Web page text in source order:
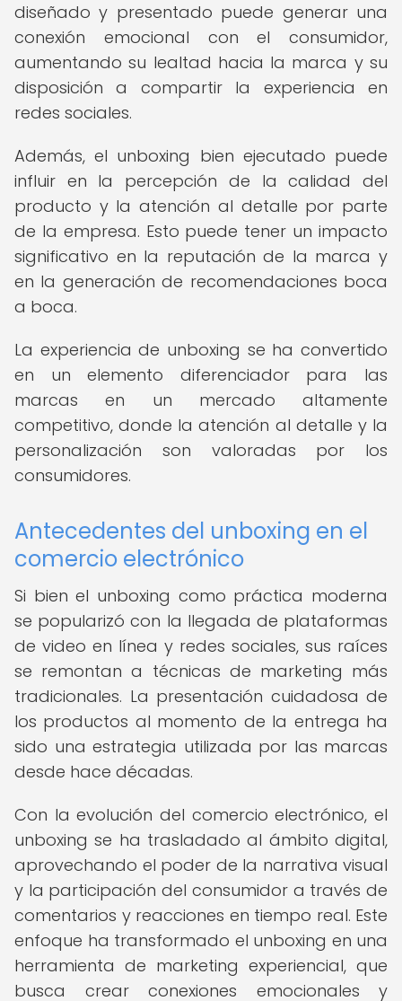
diseñado y presentado puede generar una
conexión emocional con el consumidor,
aumentando su lealtad hacia la marca y su
disposición a compartir la experiencia en
redes sociales.
Además, el unboxing bien ejecutado puede
influir en la percepción de la calidad del
producto y la atención al detalle por parte
de la empresa. Esto puede tener un impacto
significativo en la reputación de la marca y
en la generación de recomendaciones boca
a boca.
La experiencia de unboxing se ha convertido
en un elemento diferenciador para las
marcas en un mercado altamente
competitivo, donde la atención al detalle y la
personalización son valoradas por los
consumidores.
Antecedentes del unboxing en el
comercio electrónico
Si bien el unboxing como práctica moderna
se popularizó con la llegada de plataformas
de video en línea y redes sociales, sus raíces
se remontan a técnicas de marketing más
tradicionales. La presentación cuidadosa de
los productos al momento de la entrega ha
sido una estrategia utilizada por las marcas
desde hace décadas.
Con la evolución del comercio electrónico, el
unboxing se ha trasladado al ámbito digital,
aprovechando el poder de la narrativa visual
y la participación del consumidor a través de
comentarios y reacciones en tiempo real. Este
enfoque ha transformado el unboxing en una
herramienta de marketing experiencial, que
busca crear conexiones emocionales y